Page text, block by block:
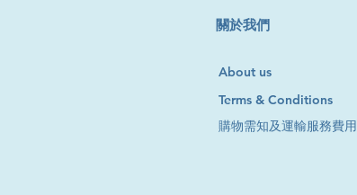
​關於我們
About us
Terms & Conditions
購物需知及運輸服務費用